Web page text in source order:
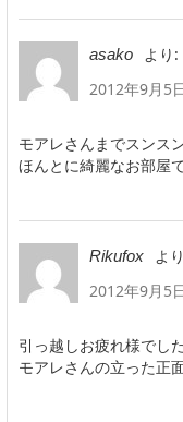
asako
より:
2012年9月5
モアレさんまでスンス
ほんとに綺麗なお部屋
Rikufox
よ
2012年9月5
引っ越しお疲れ様でした
モアレさんの立った正